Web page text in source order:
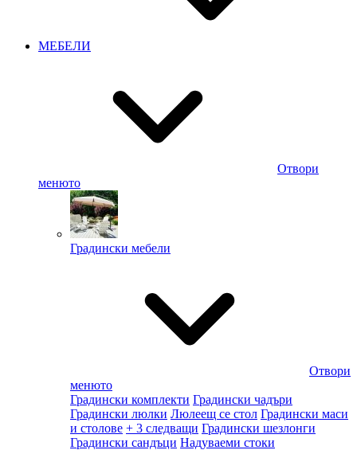
МЕБЕЛИ
Отвори
менюто
Градински мебели
Отвори
менюто
Градински комплекти Градински чадъри
Градински люлки Люлеещ се стол Градински маси
и столове + 3 следващи Градински шезлонги
Градински сандъци Надуваеми стоки